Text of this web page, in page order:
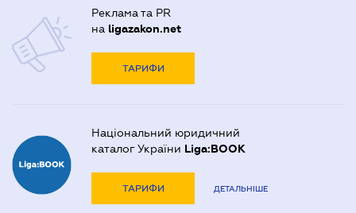
Реклама та PR
на ligazakon.net
ТАРИФИ
Національний юридичний
каталог України Liga:BOOK
ТАРИФИ ДЕТАЛЬНІШЕ